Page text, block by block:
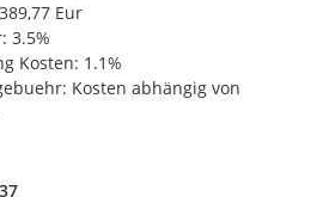
m²
Eur
3.5%
Kosten: 1.1%
Kosten abhängig von